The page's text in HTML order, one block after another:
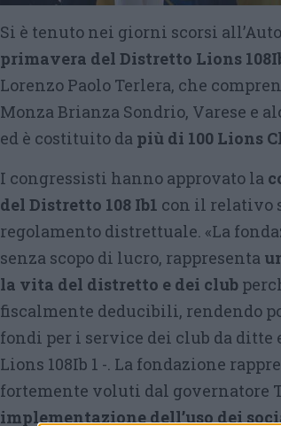
Si è tenuto nei giorni scorsi
primavera del Distretto Lions
Lorenzo Paolo Terlera, che
Monza Brianza Sondrio, Varese e
ed è costituito da più di 100 Lions
I congressisti hanno approvato la
del Distretto 108 Ib1 con il relativo
regolamento distrettuale. «La
senza scopo di lucro, rappresenta
la vita del distretto e dei club
fiscalmente deducibili, rendendo
fondi per i service dei club da
Lions 108Ib 1 -. La fondazione
fortemente voluti dal governatore
implementazione dell’uso dei